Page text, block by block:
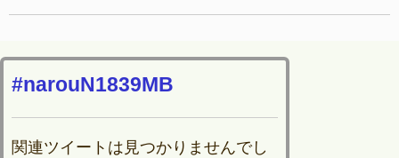
#narouN1839MB
関連ツイートは見つかりませんでし